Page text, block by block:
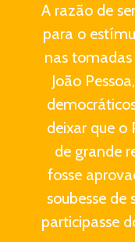
A razão de
para o
nas tomadas
João
deixar que o
de grande
fosse
soubesse